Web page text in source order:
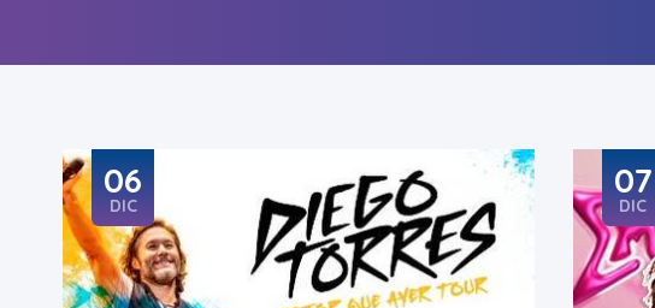
06
DIC
07
DIC